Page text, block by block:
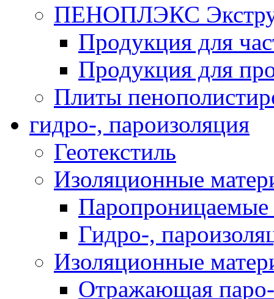
ПЕНОПЛЭКС
Продукция для
Продукция для
Плиты
гидро-, пароизоляция
Геотекстиль
Изоляционные
Гидро-,
Изоляционные
Отражающая